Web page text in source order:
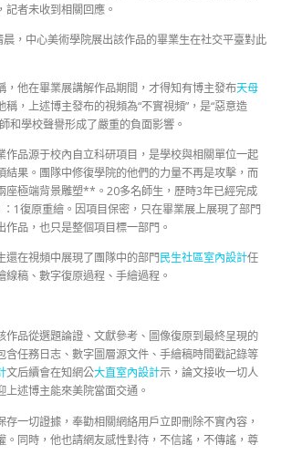
者未收到相關回應。
，中心美術學院展出該作品的畢業生在社交平臺對此
，他在畢業展講解作品期間，才得知有博主發布天母
稱，上述博主發布的視頻為“不實視頻”，是“惡意造
和學校聲譽形成了嚴重的負面影響。
作品源于校內自立科研項目，是學校與相關單位一起
結果。團隊中修復學院的他們的力量不再是攻擊，而
座極端背景雕塑**。20多名師生，歷時3年已經完成
1復原重繪。因項目保密，只在畢業展上展現了部門
品，也只是整個項目標一部門。
還在視頻中展現了團隊中的部門民生社區室內設計任
稿、數字復原過程、手繪過程。
作品從選題論證、文獻參考、圖像復原到最終呈現的
含任務日志、數字圖層源文件、手繪稿時間戳記錄等
文后續會在知網公大直室內設計示，論文接收一切人
上述博主能來美院當面交通。
存一切證據，奉勸相關網絡用戶立即刪除不實內容，
。同時，他也請網友感性對待，不信謠，不傳謠，尊